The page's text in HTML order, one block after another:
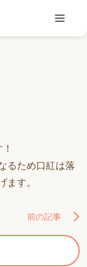
るため口紅は落
ます。
前の記事